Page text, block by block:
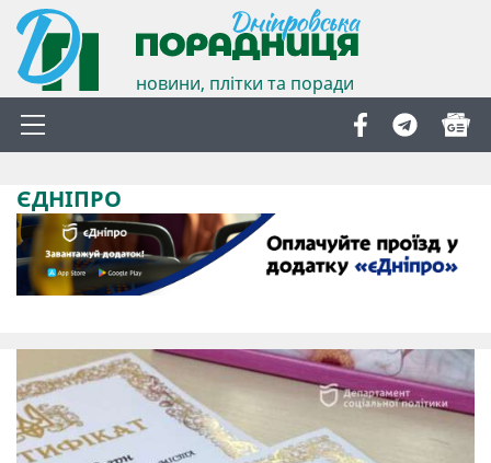
новини, плітки та поради
ЄДНІПРО